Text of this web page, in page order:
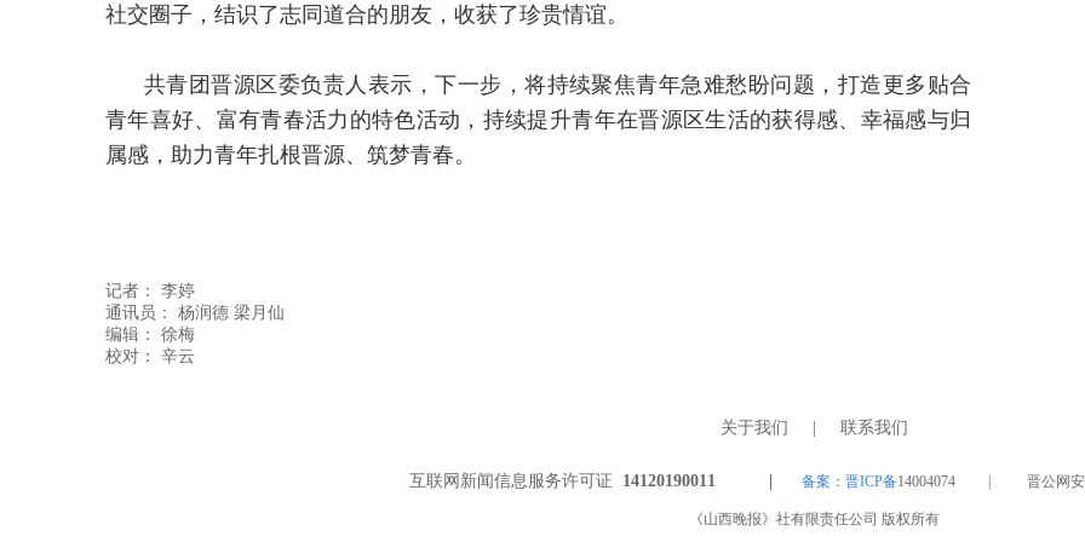
社交圈子，结识了志同道合的朋友，收获了珍贵情谊。
共青团晋源区委负责人表示，下一步，将持续聚焦青年急难愁盼问题，打造更多贴合
青年喜好、富有青春活力的特色活动，持续提升青年在晋源区生活的获得感、幸福感与归
属感，助力青年扎根晋源、筑梦青春。
记者： 李婷
通讯员： 杨润德 梁月仙
编辑： 徐梅
关于我们 联系我们
互联网新闻信息服务许可证 14120190011 | 备案：晋ICP备14004074 | 晋公网安备
《山西晚报》社有限责任公司 版权所有